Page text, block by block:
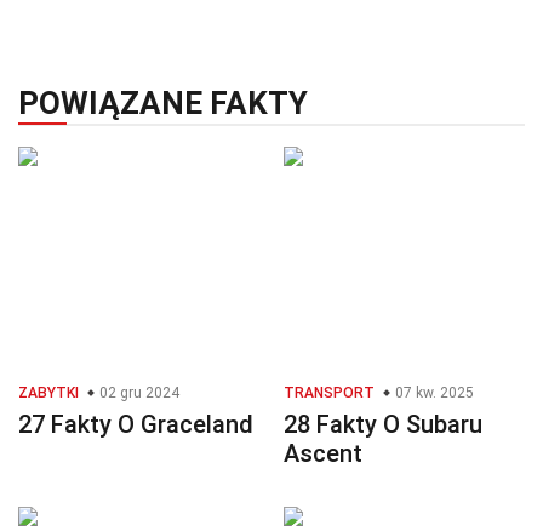
POWIĄZANE FAKTY
ZABYTKI 02 gru 2024
27 Fakty O Graceland
TRANSPORT 07 kw. 2025
28 Fakty O Subaru
Ascent